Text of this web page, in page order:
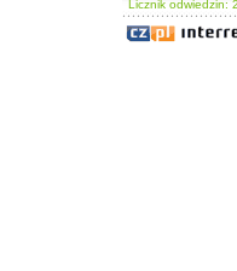
Licznik odwiedzin: